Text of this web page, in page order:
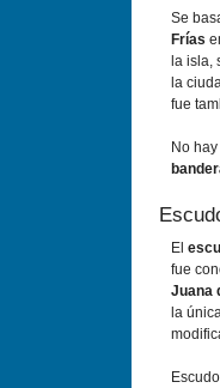
Se
Frías
la isla,
la
fue
No
El
fue
Juana
la